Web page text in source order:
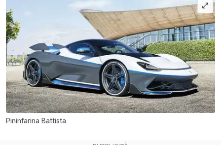
Pininfarina Battista